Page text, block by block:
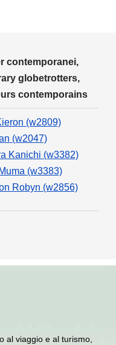
contemporanei,
globetrotters,
contemporains
(w2809)
(w2047)
Kanichi (w3382)
(w3383)
Robyn (w2856)
al viaggio e al turismo,